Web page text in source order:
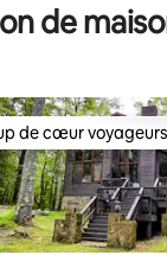
de
de cœur voyageurs
de cœur voyageurs